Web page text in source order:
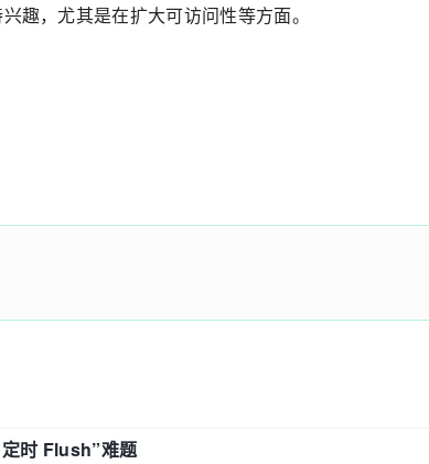
趣，尤其是在扩大可访问性等方面。
时 Flush”难题